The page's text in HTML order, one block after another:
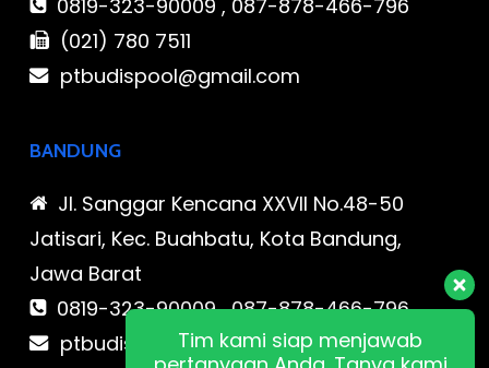
0819-323-90009 , 087-878-466-796
(021) 780 7511
ptbudispool@gmail.com
BANDUNG
Jl. Sanggar Kencana XXVII No.48-50
Jatisari, Kec. Buahbatu, Kota Bandung,
Jawa Barat
0819-323-90009 , 087-878-466-796
ptbudispool@gmail.comTim kami siap menjawab